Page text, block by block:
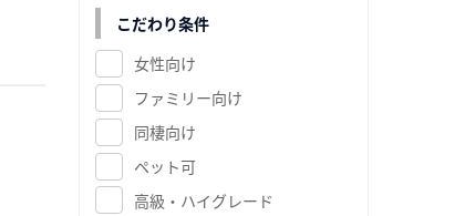
こだわり条件
女性向け
ファミリー向け
同棲向け
ペット可
高級・ハイグレード